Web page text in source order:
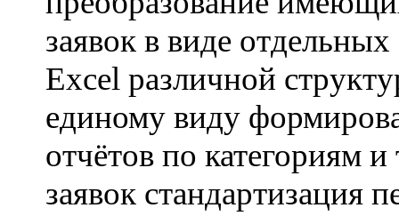
заявок в виде
Excel различной
единому виду
отчётов по категориям
заявок стандартизация